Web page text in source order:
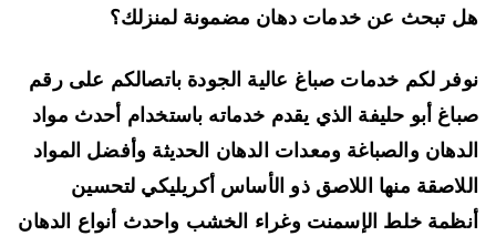
تبحث عن خدمات دهان مضمونة لمنزلك؟
لكم خدمات صباغ عالية الجودة باتصالكم على رقم
أبو حليفة الذي يقدم خدماته باستخدام أحدث مواد
والصباغة ومعدات الدهان الحديثة وأفضل المواد
منهااللاصق ذو الأساس أكريليكي لتحسين
خلط الإسمنت وغراء الخشبواحدث أنواع الدهان